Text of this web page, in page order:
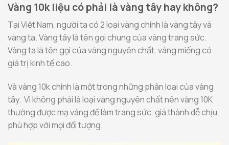
Vàng 10k liệu có phải là vàng tây hay không?
Tại Việt Nam, người ta có 2 loại vàng chính là vàng tây và
vàng ta. Vàng tây là tên gọi chung của vàng trang sức.
Vàng ta là tên gọi của vàng nguyên chất, vàng miếng có
giá trị kinh tế cao.
Và vàng 10k chính là một trong những phân loại của vàng
tây. Vì không phải là loại vàng nguyên chất nên vàng 10K
thường được mạ vàng để làm trang sức, giá thành dễ chịu,
phù hợp với mọi đối tượng.